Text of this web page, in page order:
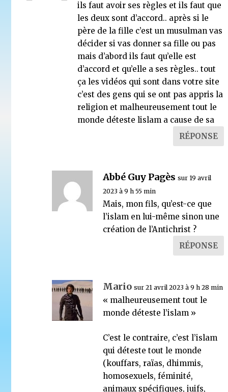
ils faut avoir ses règles et ils faut que
les deux sont d’accord.. après si le
père de la fille c’est un musulman vas
décider si vas donner sa fille ou pas
mais d’abord ils faut qu’elle est
d’accord et qu’elle a ses règles.. tout
ça les vidéos qui sont dans votre site
c’est des gens qui se ont pas appris la
religion et malheureusement tout le
monde déteste lislam a cause de sa
RÉPONSE
Abbé Guy Pagès sur 19 avril
2023 à 9 h 55 min
Mais, mon fils, qu’est-ce que
l’islam en lui-même sinon une
création de l’Antichrist ?
RÉPONSE
Mario sur 21 avril 2023 à 9 h 28 min
« malheureusement tout le
monde déteste l’islam »
C’est le contraire, c’est l’islam
qui déteste tout le monde
(kouffars, raïas, dhimmis,
homosexuels, féminité,
animaux spécifiques, juifs,